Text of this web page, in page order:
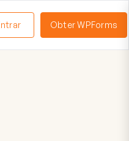
Obter WPForms